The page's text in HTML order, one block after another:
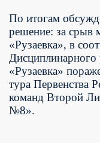
По итогам
решение: за срыв
«Рузаевка», в
«Рузаевка»
тура Первенства
команд Второй
№8».